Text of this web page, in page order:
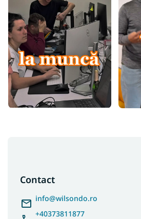
Contact
info@wilsondo.ro
+40373811877